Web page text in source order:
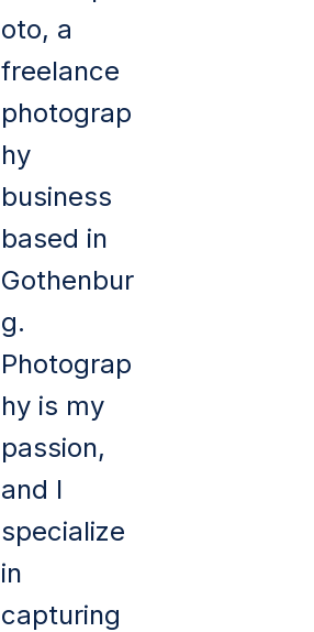
oto, a
freelance
photograp
hy
business
based in
Gothenbur
g.
Photograp
hy is my
passion,
and I
specialize
in
capturing